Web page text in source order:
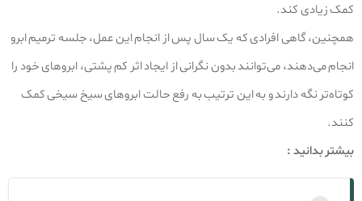
کمک زیادی کند.
همچنین، گاهی افرادی که یک سال پس از انجام این عمل، جلسه ترمیم ابرو
انجام می‌دهند، می‌توانند بدون نگرانی از ایجاد اثر کم پشتی، ابروهای خود را
کوتاه‌تر نگه دارند و به این ترتیب به رفع حالت ابروهای سیخ سیخی کمک
کنند.
بیشتر بدانید :